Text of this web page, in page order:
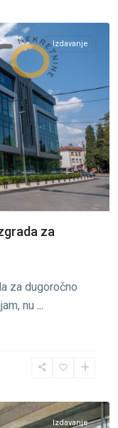
Izdavanje
za
za dugoročno
nu ...
Izdavanje